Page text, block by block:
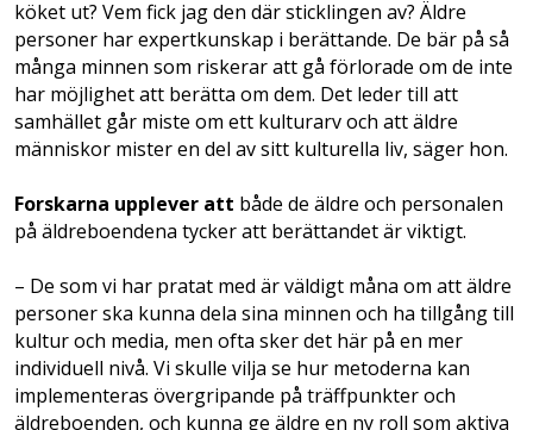
köket ut? Vem fick jag den där sticklingen av? Äldre
personer har expertkunskap i berättande. De bär på så
många minnen som riskerar att gå förlorade om de inte
har möjlighet att berätta om dem. Det leder till att
samhället går miste om ett kulturarv och att äldre
människor mister en del av sitt kulturella liv, säger hon.
Forskarna upplever att både de äldre och personalen
på äldreboendena tycker att berättandet är viktigt.
– De som vi har pratat med är väldigt måna om att äldre
personer ska kunna dela sina minnen och ha tillgång till
kultur och media, men ofta sker det här på en mer
individuell nivå. Vi skulle vilja se hur metoderna kan
implementeras övergripande på träffpunkter och
äldreboenden, och kunna ge äldre en ny roll som aktiva